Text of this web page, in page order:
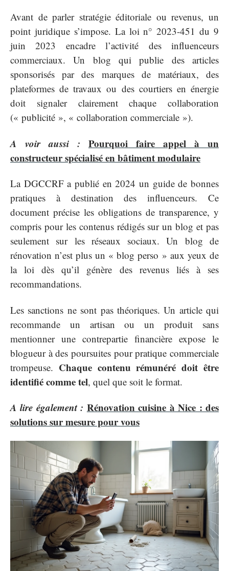
Avant de parler stratégie éditoriale ou revenus, un
point juridique s’impose. La loi n° 2023-451 du 9
juin 2023 encadre l’activité des influenceurs
commerciaux. Un blog qui publie des articles
sponsorisés par des marques de matériaux, des
plateformes de travaux ou des courtiers en énergie
doit signaler clairement chaque collaboration
(« publicité », « collaboration commerciale »).
A voir aussi :
Pourquoi faire appel à un
constructeur spécialisé en bâtiment modulaire
La DGCCRF a publié en 2024 un guide de bonnes
pratiques à destination des influenceurs. Ce
document précise les obligations de transparence, y
compris pour les contenus rédigés sur un blog et pas
seulement sur les réseaux sociaux. Un blog de
rénovation n’est plus un « blog perso » aux yeux de
la loi dès qu’il génère des revenus liés à ses
recommandations.
Les sanctions ne sont pas théoriques. Un article qui
recommande un artisan ou un produit sans
mentionner une contrepartie financière expose le
blogueur à des poursuites pour pratique commerciale
trompeuse. Chaque contenu rémunéré doit être
identifié comme tel, quel que soit le format.
A lire également : Rénovation cuisine à Nice : des
solutions sur mesure pour vous